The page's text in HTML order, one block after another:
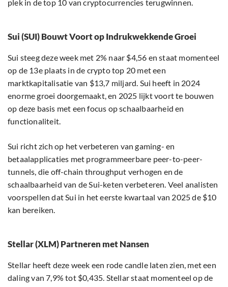
plek in de top 10 van cryptocurrencies terugwinnen.
Sui (SUI) Bouwt Voort op Indrukwekkende Groei
Sui steeg deze week met 2% naar $4,56 en staat momenteel
op de 13e plaats in de crypto top 20 met een
marktkapitalisatie van $13,7 miljard. Sui heeft in 2024
enorme groei doorgemaakt, en 2025 lijkt voort te bouwen
op deze basis met een focus op schaalbaarheid en
functionaliteit.
Sui richt zich op het verbeteren van gaming- en
betaalapplicaties met programmeerbare peer-to-peer-
tunnels, die off-chain throughput verhogen en de
schaalbaarheid van de Sui-keten verbeteren. Veel analisten
voorspellen dat Sui in het eerste kwartaal van 2025 de $10
kan bereiken.
Stellar (XLM) Partneren met Nansen
Stellar heeft deze week een rode candle laten zien, met een
daling van 7,9% tot $0,435. Stellar staat momenteel op de